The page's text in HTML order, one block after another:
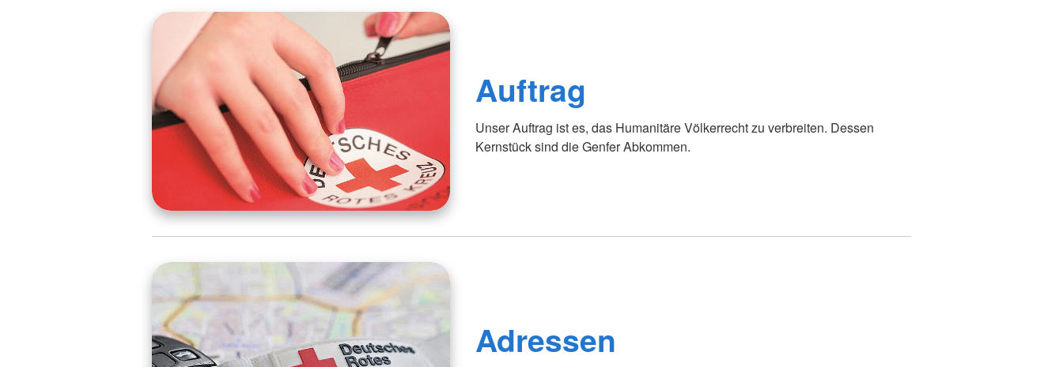
Auftrag
Unser Auftrag ist es, das Humanitäre Völkerrecht zu verbreiten. Dessen
Kernstück sind die Genfer Abkommen.
Adressen